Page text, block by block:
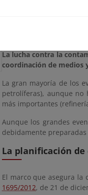
La lucha contra la
coordinación de medios
La gran mayoría de los
petrolíferas), aunque no
más importantes
Aunque los grandes
debidamente
La planificación de
El marco que asegura la
1695/2012, de 21 de